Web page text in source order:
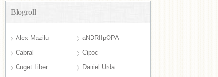
Blogroll
Alex Mazilu
aNDRIIpOPA
Cabral
Cipoc
Cuget Liber
Daniel Urda